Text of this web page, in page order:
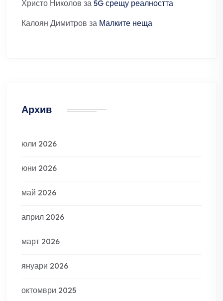
Христо Николов за 5G срещу реалността
Калоян Димитров за Малките неща
Архив
юли 2026
юни 2026
май 2026
април 2026
март 2026
януари 2026
октомври 2025